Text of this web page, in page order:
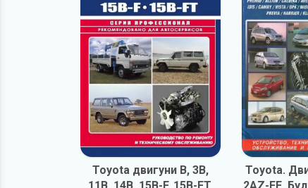
Toyota двигуни B, 3B,
Toyota.